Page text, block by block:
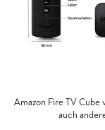
Amazon Fire TV
auch